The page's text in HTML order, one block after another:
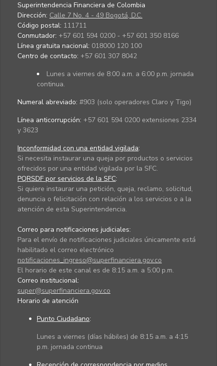
Superintendencia Financiera de Colombia
Dirección: Calle 7 No. 4 - 49 Bogotá, D.C.
Código postal: 111711
Conmutador: +57 601 594 0200 - +57 601 350 8166
Línea gratuita nacional: 018000 120 100
Centro de contacto: +57 601 307 8042
Lunes a viernes de 8:00 a.m. a 6:00 p.m. jornada
continua.
Numeral abreviado: #903 (solo operadores Claro y Tigo)
Línea anticorrupción: +57 601 594 0200 extensiones 2334
y 3623
Inconformidad con una entidad vigilada:
Si necesita instaurar una queja por productos o servicios
ofrecidos por una entidad vigilada por la SFC.
PQRSDF por servicios de la SFC:
Si quiere instaurar una petición, queja, reclamo, solicitud,
denuncia o felicitación con relación a los servicios o a la
atención de esta Superintendencia.
Correo para notificaciones judiciales:
Para el envío de notificaciones judiciales únicamente está
habilitado el correo electrónico
notificaciones_ingreso@superfinanciera.gov.co
El horario de este canal es de 8:15 a.m. a 5:00 p.m.
Correo institucional:
super@superfinanciera.gov.co
Horario de atención
Punto Ciudadano:
Lunes a viernes (días hábiles) de 8:15 a.m. a 4:15
p.m. jornada continua